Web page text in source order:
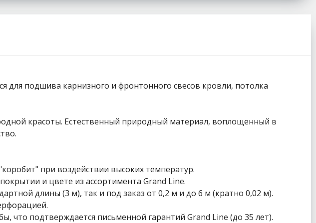
для подшива карнизного и фронтонного свесов кровли, потолка
красоты. Естественный природный материал, воплощенный в
при воздействии высоких температур.
и цвете из ассортимента Grand Line.
длины (3 м), так и под заказ от 0,2 м и до 6 м (кратно 0,02 м).
что подтверждается письменной гарантий Grand Line (до 35 лет).